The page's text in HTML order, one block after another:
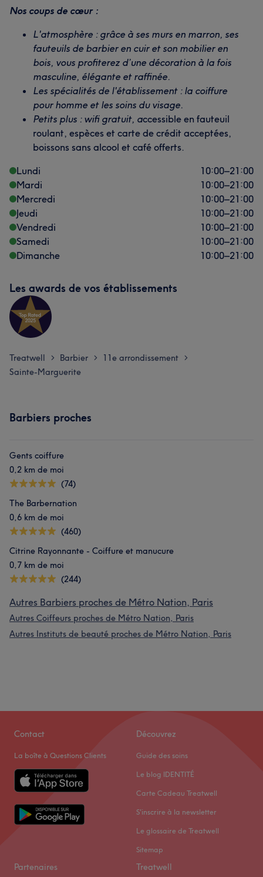
Nos coups de cœur :
L'atmosphère : grâce à ses murs en marron, ses
fauteuils de barbier en cuir et son mobilier en
bois, vous profiterez d’une décoration à la fois
masculine, élégante et raffinée.
Les spécialités de l'établissement : la coiffure
pour homme et les soins du visage.
Petits plus : wifi gratuit, accessible en fauteuil
roulant, espèces et carte de crédit acceptées,
boissons sans alcool et café offerts.
Lundi
10:00–21:00
Mardi
10:00–21:00
Mercredi
10:00–21:00
Jeudi
10:00–21:00
Vendredi
10:00–21:00
Samedi
10:00–21:00
Dimanche
10:00–21:00
Les awards de vos établissements
Treatwell > Barbier > 11e arrondissement >
Sainte-Marguerite
Barbiers proches
Gents coiffure
0,2 km de moi
(74)
The Barbernation
0,6 km de moi
(460)
Citrine Rayonnante - Coiffure et manucure
0,7 km de moi
(244)
Autres Barbiers proches de Métro Nation, Paris
Autres Coiffeurs proches de Métro Nation, Paris
Autres Instituts de beauté proches de Métro Nation, Paris
Contact
La boîte à Questions Clients
Découvrez
Guide des soins
Le blog IDENTITÉ
Carte Cadeau Treatwell
S'inscrire à la newsletter
Le glossaire de Treatwell
Sitemap
Partenaires Treatwell